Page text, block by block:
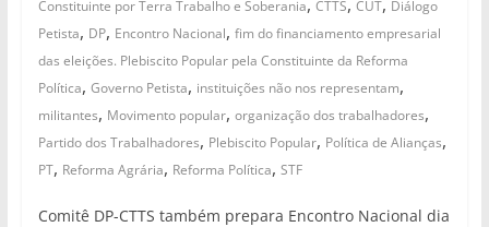
Constituinte por Terra Trabalho e Soberania CTTS CUT Diálogo
Petista, DP, Encontro Nacional, fim do financiamento empresarial
das eleições. Plebiscito Popular pela Constituinte da Reforma
Política, Governo Petista, instituições não nos representam,
militantes, Movimento popular, organização dos trabalhadores,
Partido dos Trabalhadores, Plebiscito Popular, Política de Alianças,
PT, Reforma Agrária, Reforma Política, STF
Comitê DP-CTTS também prepara Encontro Nacional dia